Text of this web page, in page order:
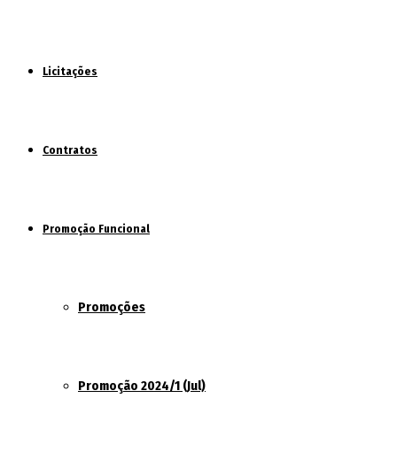
Licitações
Contratos
Promoção Funcional
Promoções
Promoção 2024/1 (Jul)